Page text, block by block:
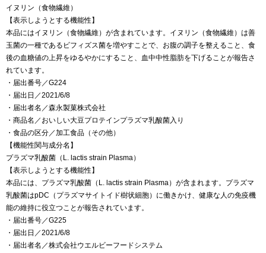
イヌリン（食物繊維）
【表示しようとする機能性】
本品にはイヌリン（食物繊維）が含まれています。イヌリン（食物繊維）は善
玉菌の一種であるビフィズス菌を増やすことで、お腹の調子を整えること、食
後の血糖値の上昇をゆるやかにすること、血中中性脂肪を下げることが報告さ
れています。
・届出番号／G224
・届出日／2021/6/8
・届出者名／森永製菓株式会社
・商品名／おいしい大豆プロテインプラズマ乳酸菌入り
・食品の区分／加工食品（その他）
【機能性関与成分名】
プラズマ乳酸菌（L. lactis strain Plasma）
【表示しようとする機能性】
本品には、プラズマ乳酸菌（L. lactis strain Plasma）が含まれます。プラズマ
乳酸菌はpDC（プラズマサイトイド樹状細胞）に働きかけ、健康な人の免疫機
能の維持に役立つことが報告されています。
・届出番号／G225
・届出日／2021/6/8
・届出者名／株式会社ウエルビーフードシステム